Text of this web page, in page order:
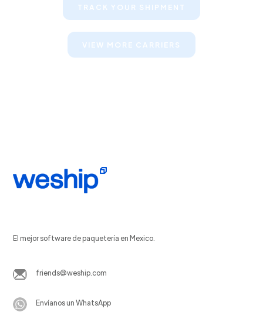
TRACK YOUR SHIPMENT
VIEW MORE CARRIERS
El mejor software de paquetería en Mexico.
friends@weship.com
Envíanos un WhatsApp